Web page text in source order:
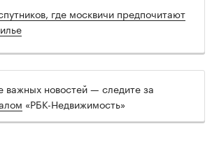
где москвичи предпочитают
важных новостей — следите за
«РБК-Недвижимость»